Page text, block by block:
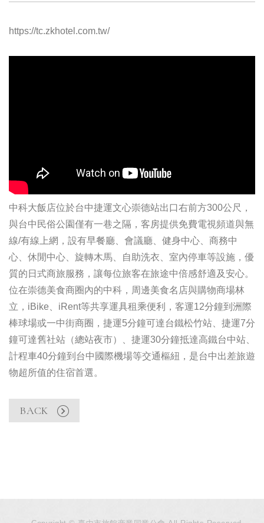
https://tc.zkhotel.com.tw/
中科大飯店位於台中捷運文心崇德站出口右前方300公尺，
與台中民俗公園僅有一巷之隔，客房提供免費電視頻道與無
線/有線上網，設有早餐廳、會議廳、健身中心、商務中
心、休閒中心、 旋轉木馬、自助洗衣、室內停車等設施，優
質的日式商旅服務， 讓每位旅客在旅途中倍感舒適及安心。
位在崇德美食商圈內的中科， 周邊美食名店與購物商場林
立，iBike、 iRent等共享運具租乘便利， 客運12分鐘到洲際
棒球場或一中街商圈， 捷運5分鐘可達台鐵松竹站、捷運7分
鐘可達舊社站（總站夜市）、 捷運30分鐘抵達高鐵台中站、
計程車40分鐘到台中國際機場等交通樞紐， 是台中出差旅遊
物超所值的住宿首選。
BACK